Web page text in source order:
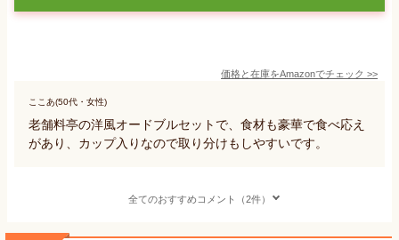
価格と在庫をAmazonでチェック >>
ここあ(50代・女性)
老舗料亭の洋風オードブルセットで、食材も豪華で食べ応え
があり、カップ入りなので取り分けもしやすいです。
全てのおすすめコメント（2件）